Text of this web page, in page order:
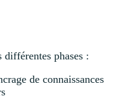
phases :
de connaissances